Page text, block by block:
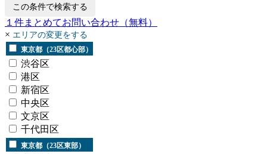
この条件で検索する
１ 件まとめてお問い合わせ （無料）
× エリアの変更をする
東京都（23区都心部）
渋谷区
港区
新宿区
中央区
文京区
千代田区
東京都（23区東部）